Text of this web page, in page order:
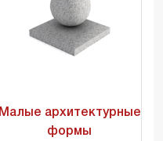
Малые архитектурные
формы